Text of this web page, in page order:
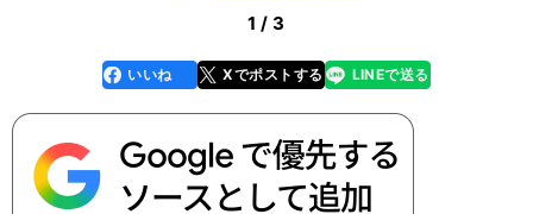
1 / 3
faceboo
k
いいね Xでポストする
line LINEで送る